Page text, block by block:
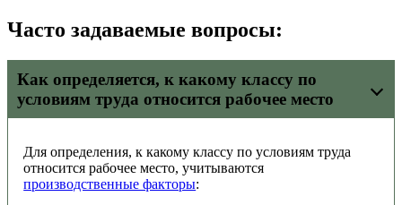
Часто задаваемые вопросы:
Как определяется, к какому классу по
условиям труда относится рабочее место
Для определения, к какому классу по условиям труда
относится рабочее место, учитываются
производственные факторы: